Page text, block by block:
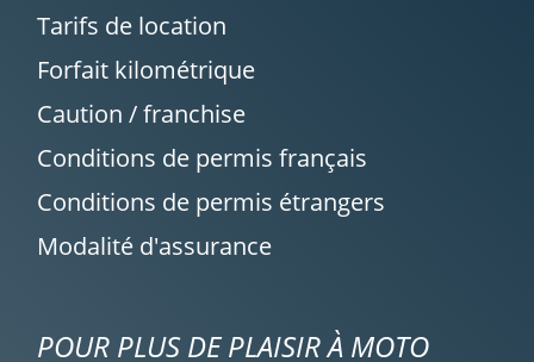
Tarifs de location
Forfait kilométrique
Caution / franchise
Conditions de permis français
Conditions de permis étrangers
Modalité d'assurance
POUR PLUS DE PLAISIR À MOTO